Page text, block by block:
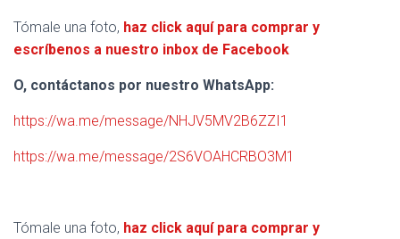
Tómale una foto, haz click aquí para comprar y
escríbenos a nuestro inbox de Facebook
O, contáctanos por nuestro WhatsApp:
https://wa.me/message/NHJV5MV2B6ZZI1
https://wa.me/message/2S6VOAHCRBO3M1
Tómale una foto, haz click aquí para comprar y